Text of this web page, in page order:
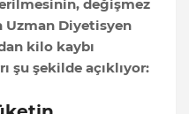
değişmez
Diyetisyen
kilo kaybı
şu şekilde açıklıyor: